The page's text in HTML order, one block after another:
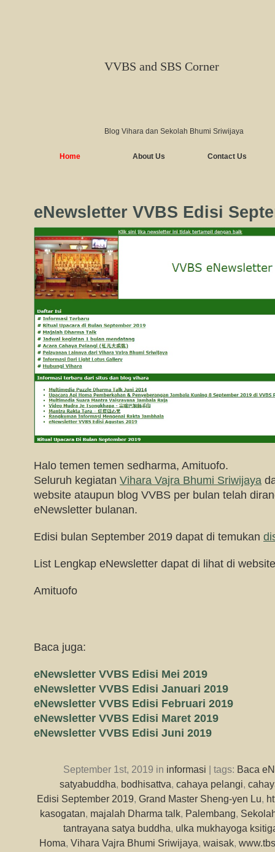
VVBS and SBS Corner
Blog Vihara dan Sekolah Bhumi Sriwijaya
Home About Us Contact Us
eNewsletter VVBS Edisi
Halo temen temen sedharma, Amituofo.
Seluruh kegiatan Vihara Vajra Bhumi Sriwijaya
website ataupun blog VVBS per bulan telah
eNewsletter bulanan.
Edisi bulan September 2019 dapat di temukan
List Lengkap eNewsletter dapat di lihat di
Amituofo
Baca juga:
eNewsletter VVBS Edisi Mei 2019
eNewsletter VVBS Edisi Januari 2019
eNewsletter VVBS Edisi Februari 2019
eNewsletter VVBS Edisi Maret 2019
eNewsletter VVBS Edisi Juni 2019
September 1st, 2019 in informasi | tags: Baca
satyabuddha, bodhisattva, cahaya pelangi,
Edisi September 2019, Grand Master Sheng-yen Lu,
kasogatan, majalah Dharma talk, Palembang,
tantrayana satya buddha, ulka mukhayoga
Homa, Vihara Vajra Bhumi Sriwijaya, waisak,